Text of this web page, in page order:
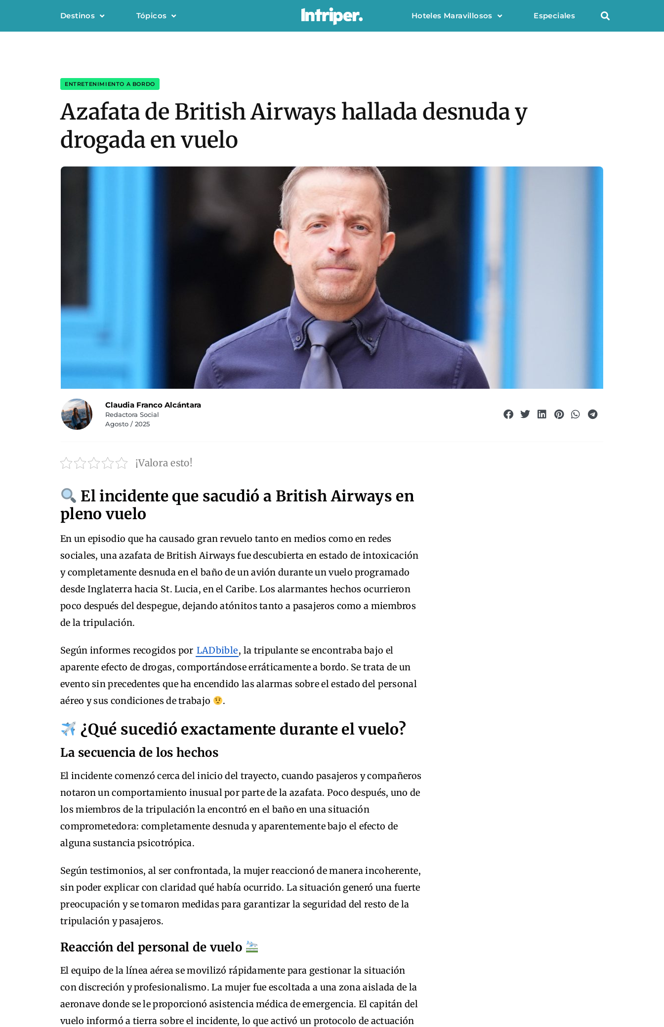
Destinos Tópicos Hoteles Maravillosos Especiales
ENTRETENIMIENTO A BORDO
Azafata de British Airways hallada desnuda y
drogada en vuelo
Claudia Franco Alcántara
Redactora Social
Agosto / 2025
¡Valora esto!
El incidente que sacudió a British Airways en
pleno vuelo
En un episodio que ha causado gran revuelo tanto en medios como en redes
sociales, una azafata de British Airways fue descubierta en estado de intoxicación
y completamente desnuda en el baño de un avión durante un vuelo programado
desde Inglaterra hacia St. Lucia, en el Caribe. Los alarmantes hechos ocurrieron
poco después del despegue, dejando atónitos tanto a pasajeros como a miembros
de la tripulación.
Según informes recogidos por LADbible, la tripulante se encontraba bajo el
aparente efecto de drogas, comportándose erráticamente a bordo. Se trata de un
evento sin precedentes que ha encendido las alarmas sobre el estado del personal
aéreo y sus condiciones de trabajo
.
¿Qué sucedió exactamente durante el vuelo?
La secuencia de los hechos
El incidente comenzó cerca del inicio del trayecto, cuando pasajeros y compañeros
notaron un comportamiento inusual por parte de la azafata. Poco después, uno de
los miembros de la tripulación la encontró en el baño en una situación
comprometedora: completamente desnuda y aparentemente bajo el efecto de
alguna sustancia psicotrópica.
Según testimonios, al ser confrontada, la mujer reaccionó de manera incoherente,
sin poder explicar con claridad qué había ocurrido. La situación generó una fuerte
preocupación y se tomaron medidas para garantizar la seguridad del resto de la
tripulación y pasajeros.
Reacción del personal de vuelo
El equipo de la línea aérea se movilizó rápidamente para gestionar la situación
con discreción y profesionalismo. La mujer fue escoltada a una zona aislada de la
aeronave donde se le proporcionó asistencia médica de emergencia. El capitán del
vuelo informó a tierra sobre el incidente, lo que activó un protocolo de actuación